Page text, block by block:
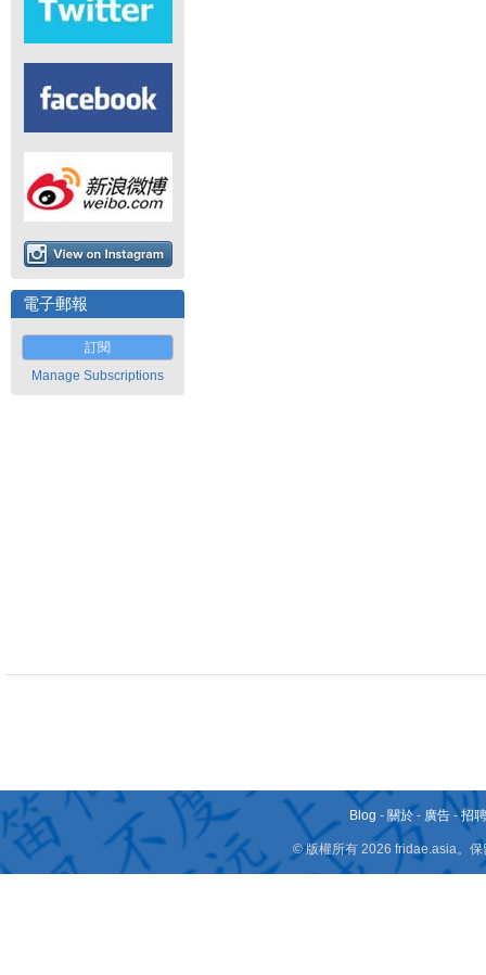
電子郵報
訂閱
Manage Subscriptions
Blog - 關於 - 廣告 -招
© 版權所有 2026 fridae.asia。